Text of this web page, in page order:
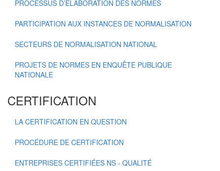
PROCESSUS D’ÉLABORATION DES NORMES
PARTICIPATION AUX INSTANCES DE NORMALISATION
SECTEURS DE NORMALISATION NATIONAL
PROJETS DE NORMES EN ENQUÊTE PUBLIQUE
NATIONALE
CERTIFICATION
LA CERTIFICATION EN QUESTION
PROCÉDURE DE CERTIFICATION
ENTREPRISES CERTIFIÉES NS - QUALITÉ